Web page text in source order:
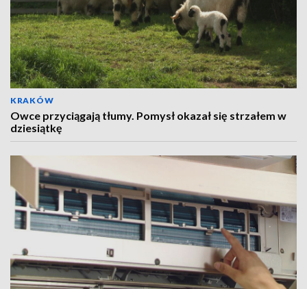
KRAKÓW
Owce przyciągają tłumy. Pomysł okazał się strzałem w
dziesiątkę